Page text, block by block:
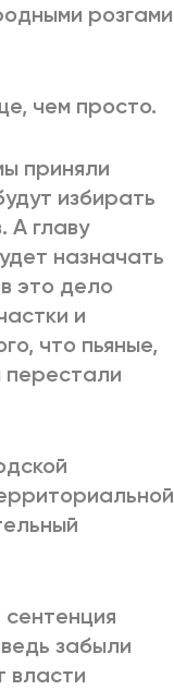
розгами
чем просто.
приняли
избирать
А главу
назначать
это дело
и
что пьяные,
забыли
власти